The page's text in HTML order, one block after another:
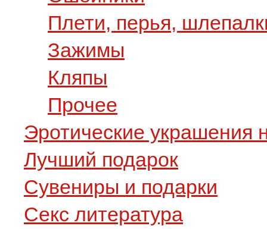
Плети, перья,
Зажимы
Кляпы
Прочее
Эротические украшения
Лучший подарок
Сувениры и подарки
Секс литература